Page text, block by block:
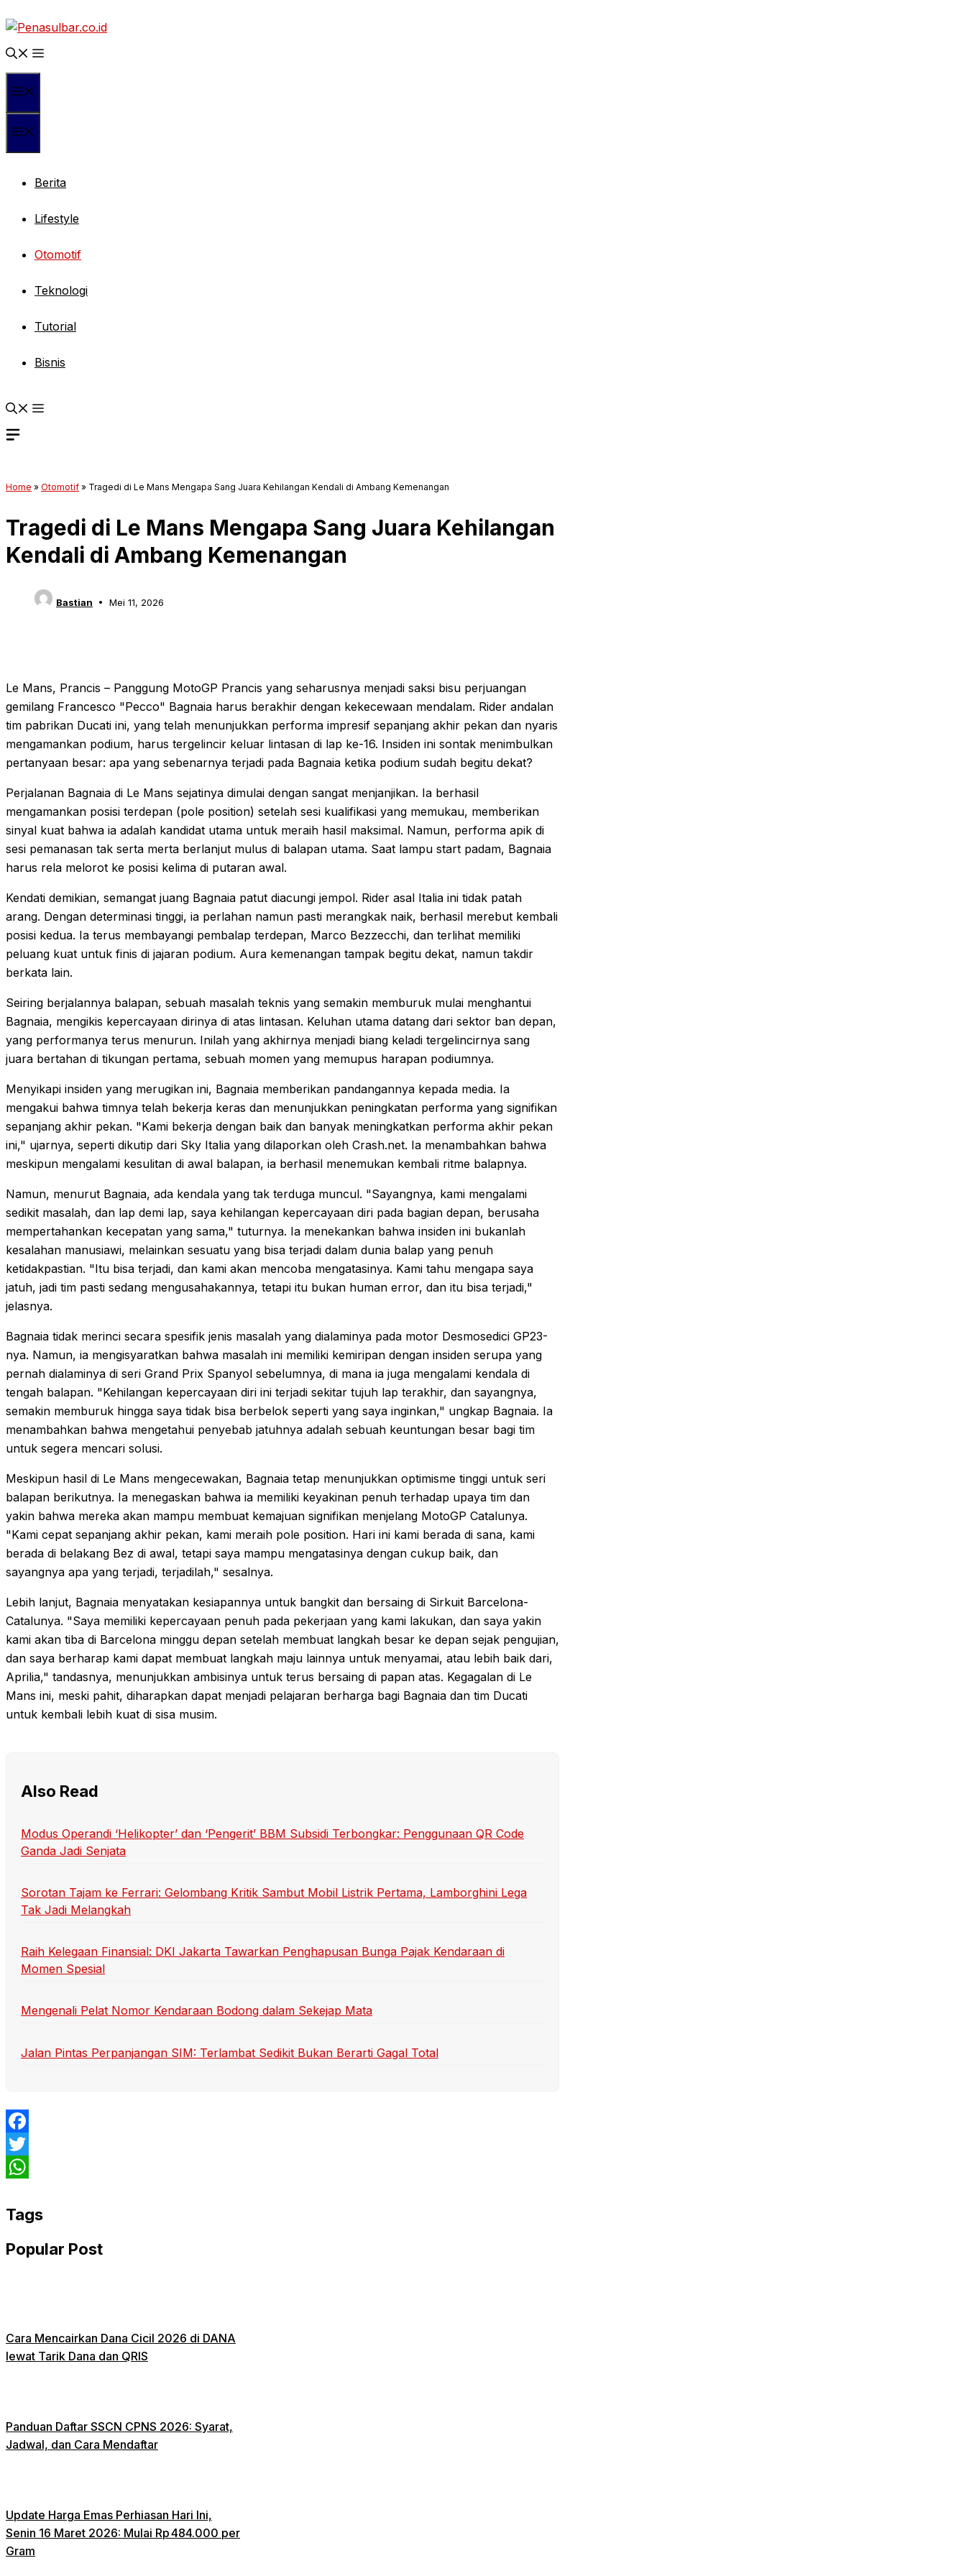
ke
isi
Berita
Lifestyle
Otomotif
Teknologi
Tutorial
Bisnis
Home » Otomotif » Tragedi di Le Mans Mengapa Sang Juara Kehilangan Kendali di Ambang Kemenangan
Tragedi di Le Mans Mengapa Sang Juara Kehilangan
Kendali di Ambang Kemenangan
Bastian Mei 11, 2026
Le Mans, Prancis – Panggung MotoGP Prancis yang seharusnya menjadi saksi bisu perjuangan
gemilang Francesco "Pecco" Bagnaia harus berakhir dengan kekecewaan mendalam. Rider andalan
tim pabrikan Ducati ini, yang telah menunjukkan performa impresif sepanjang akhir pekan dan nyaris
mengamankan podium, harus tergelincir keluar lintasan di lap ke-16. Insiden ini sontak menimbulkan
pertanyaan besar: apa yang sebenarnya terjadi pada Bagnaia ketika podium sudah begitu dekat?
Perjalanan Bagnaia di Le Mans sejatinya dimulai dengan sangat menjanjikan. Ia berhasil
mengamankan posisi terdepan (pole position) setelah sesi kualifikasi yang memukau, memberikan
sinyal kuat bahwa ia adalah kandidat utama untuk meraih hasil maksimal. Namun, performa apik di
sesi pemanasan tak serta merta berlanjut mulus di balapan utama. Saat lampu start padam, Bagnaia
harus rela melorot ke posisi kelima di putaran awal.
Kendati demikian, semangat juang Bagnaia patut diacungi jempol. Rider asal Italia ini tidak patah
arang. Dengan determinasi tinggi, ia perlahan namun pasti merangkak naik, berhasil merebut kembali
posisi kedua. Ia terus membayangi pembalap terdepan, Marco Bezzecchi, dan terlihat memiliki
peluang kuat untuk finis di jajaran podium. Aura kemenangan tampak begitu dekat, namun takdir
berkata lain.
Seiring berjalannya balapan, sebuah masalah teknis yang semakin memburuk mulai menghantui
Bagnaia, mengikis kepercayaan dirinya di atas lintasan. Keluhan utama datang dari sektor ban depan,
yang performanya terus menurun. Inilah yang akhirnya menjadi biang keladi tergelincirnya sang
juara bertahan di tikungan pertama, sebuah momen yang memupus harapan podiumnya.
Menyikapi insiden yang merugikan ini, Bagnaia memberikan pandangannya kepada media. Ia
mengakui bahwa timnya telah bekerja keras dan menunjukkan peningkatan performa yang signifikan
sepanjang akhir pekan. "Kami bekerja dengan baik dan banyak meningkatkan performa akhir pekan
ini," ujarnya, seperti dikutip dari Sky Italia yang dilaporkan oleh Crash.net. Ia menambahkan bahwa
meskipun mengalami kesulitan di awal balapan, ia berhasil menemukan kembali ritme balapnya.
Namun, menurut Bagnaia, ada kendala yang tak terduga muncul. "Sayangnya, kami mengalami
sedikit masalah, dan lap demi lap, saya kehilangan kepercayaan diri pada bagian depan, berusaha
mempertahankan kecepatan yang sama," tuturnya. Ia menekankan bahwa insiden ini bukanlah
kesalahan manusiawi, melainkan sesuatu yang bisa terjadi dalam dunia balap yang penuh
ketidakpastian. "Itu bisa terjadi, dan kami akan mencoba mengatasinya. Kami tahu mengapa saya
jatuh, jadi tim pasti sedang mengusahakannya, tetapi itu bukan human error, dan itu bisa terjadi,"
jelasnya.
Bagnaia tidak merinci secara spesifik jenis masalah yang dialaminya pada motor Desmosedici GP23-
nya. Namun, ia mengisyaratkan bahwa masalah ini memiliki kemiripan dengan insiden serupa yang
pernah dialaminya di seri Grand Prix Spanyol sebelumnya, di mana ia juga mengalami kendala di
tengah balapan. "Kehilangan kepercayaan diri ini terjadi sekitar tujuh lap terakhir, dan sayangnya,
semakin memburuk hingga saya tidak bisa berbelok seperti yang saya inginkan," ungkap Bagnaia. Ia
menambahkan bahwa mengetahui penyebab jatuhnya adalah sebuah keuntungan besar bagi tim
untuk segera mencari solusi.
Meskipun hasil di Le Mans mengecewakan, Bagnaia tetap menunjukkan optimisme tinggi untuk seri
balapan berikutnya. Ia menegaskan bahwa ia memiliki keyakinan penuh terhadap upaya tim dan
yakin bahwa mereka akan mampu membuat kemajuan signifikan menjelang MotoGP Catalunya.
"Kami cepat sepanjang akhir pekan, kami meraih pole position. Hari ini kami berada di sana, kami
berada di belakang Bez di awal, tetapi saya mampu mengatasinya dengan cukup baik, dan
sayangnya apa yang terjadi, terjadilah," sesalnya.
Lebih lanjut, Bagnaia menyatakan kesiapannya untuk bangkit dan bersaing di Sirkuit Barcelona-
Catalunya. "Saya memiliki kepercayaan penuh pada pekerjaan yang kami lakukan, dan saya yakin
kami akan tiba di Barcelona minggu depan setelah membuat langkah besar ke depan sejak pengujian,
dan saya berharap kami dapat membuat langkah maju lainnya untuk menyamai, atau lebih baik dari,
Aprilia," tandasnya, menunjukkan ambisinya untuk terus bersaing di papan atas. Kegagalan di Le
Mans ini, meski pahit, diharapkan dapat menjadi pelajaran berharga bagi Bagnaia dan tim Ducati
untuk kembali lebih kuat di sisa musim.
Also Read
Modus Operandi ‘Helikopter’ dan ‘Pengerit’ BBM Subsidi Terbongkar: Penggunaan QR Code
Ganda Jadi Senjata
Sorotan Tajam ke Ferrari: Gelombang Kritik Sambut Mobil Listrik Pertama, Lamborghini Lega
Tak Jadi Melangkah
Raih Kelegaan Finansial: DKI Jakarta Tawarkan Penghapusan Bunga Pajak Kendaraan di
Momen Spesial
Mengenali Pelat Nomor Kendaraan Bodong dalam Sekejap Mata
Jalan Pintas Perpanjangan SIM: Terlambat Sedikit Bukan Berarti Gagal Total
Facebook
Twitter
Tags
Popular Post
Cara Mencairkan Dana Cicil 2026 di DANA
lewat Tarik Dana dan QRIS
Panduan Daftar SSCN CPNS 2026: Syarat,
Jadwal, dan Cara Mendaftar
Update Harga Emas Perhiasan Hari Ini,
Senin 16 Maret 2026: Mulai Rp 484.000 per
Gram